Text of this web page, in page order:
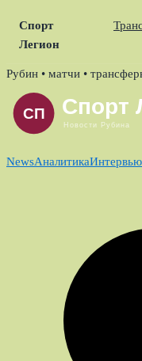
Спорт
Легион
Skip
content
Рубин • матчи •
NewsАналитикаИнтервью